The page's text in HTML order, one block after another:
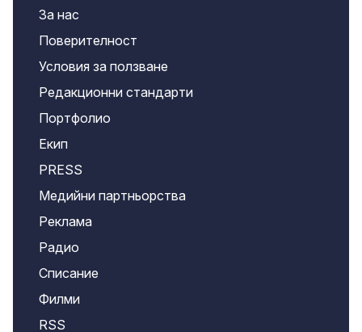
За нас
Поверителност
Условия за ползване
Редакционни стандарти
Портфолио
Екип
PRESS
Медийни партньорства
Реклама
Радио
Списание
Филми
RSS